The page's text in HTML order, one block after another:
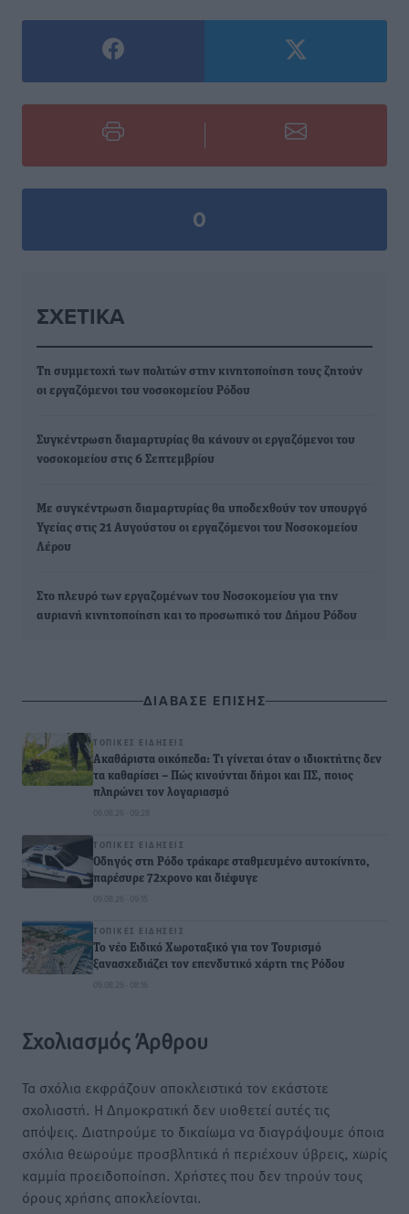
0
ΣΧΕΤΙΚΆ
Τη συμμετοχή των πολιτών στην κινητοποίηση τους ζητούν
οι εργαζόμενοι του νοσοκομείου Ρόδου
Συγκέντρωση διαμαρτυρίας θα κάνουν οι εργαζόμενοι του
νοσοκομείου στις 6 Σεπτεμβρίου
Με συγκέντρωση διαμαρτυρίας θα υποδεχθούν τον υπουργό
Υγείας στις 21 Αυγούστου οι εργαζόμενοι του Νοσοκομείου
Λέρου
Στο πλευρό των εργαζομένων του Νοσοκομείου για την
αυριανή κινητοποίηση και το προσωπικό του Δήμου Ρόδου
ΔΙΑΒΑΣΕ ΕΠΙΣΗΣ
ΤΟΠΙΚΈΣ ΕΙΔΉΣΕΙΣ
Ακαθάριστα οικόπεδα: Τι γίνεται όταν ο ιδιοκτήτης δεν
τα καθαρίσει – Πώς κινούνται δήμοι και ΠΣ, ποιος
πληρώνει τον λογαριασμό
09.08.26 · 09:28
ΤΟΠΙΚΈΣ ΕΙΔΉΣΕΙΣ
Οδηγός στη Ρόδο τράκαρε σταθμευμένο αυτοκίνητο,
παρέσυρε 72χρονο και διέφυγε
09.08.26 · 09:15
ΤΟΠΙΚΈΣ ΕΙΔΉΣΕΙΣ
Το νέο Ειδικό Χωροταξικό για τον Τουρισμό
ξανασχεδιάζει τον επενδυτικό χάρτη της Ρόδου
09.08.26 · 08:16
Σχολιασμός Άρθρου
Τα σχόλια εκφράζουν αποκλειστικά τον εκάστοτε
σχολιαστή. Η Δημοκρατική δεν υιοθετεί αυτές τις
απόψεις. Διατηρούμε το δικαίωμα να διαγράψουμε όποια
σχόλια θεωρούμε προσβλητικά ή περιέχουν ύβρεις, χωρίς
καμμία προειδοποίηση. Χρήστες που δεν τηρούν τους
όρους χρήσης αποκλείονται.